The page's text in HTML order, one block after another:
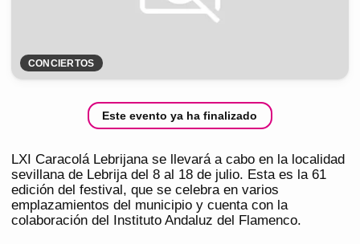
CONCIERTOS
Este evento ya ha finalizado
LXI Caracolá Lebrijana se llevará a cabo en la localidad
sevillana de Lebrija del 8 al 18 de julio. Esta es la 61
edición del festival, que se celebra en varios
emplazamientos del municipio y cuenta con la
colaboración del Instituto Andaluz del Flamenco.